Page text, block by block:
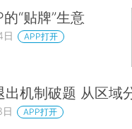
“贴牌”生意
APP打开
出机制破题 从区域
APP打开